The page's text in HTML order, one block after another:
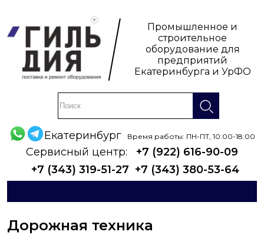
Промышленное и
строительное
оборудование для
предприятий
Екатеринбурга и УрФО
Екатеринбург Время работы: ПН-ПТ, 10:00-18:00
Сервисный центр:
+7 (922) 616-90-09
+7 (343) 319-51-27 +7 (343) 380-53-64
Дорожная техника